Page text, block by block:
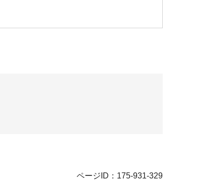
ページID：175-931-329